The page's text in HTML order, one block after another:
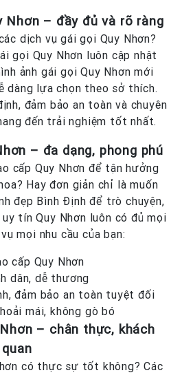
Nhơn – đầy đủ và rõ ràng
dịch vụ gái gọi Quy Nhơn?
gọi Quy Nhơn luôn cập nhật
ảnh gái gọi Quy Nhơn mới
dàng lựa chọn theo sở thích.
đảm bảo an toàn và chuyên
đến trải nghiệm tốt nhất.
– đa dạng, phong phú
cấp Quy Nhơn để tận hưởng
Hay đơn giản chỉ là muốn
đẹp Bình Định để trò chuyện,
tín Quy Nhơn luôn có đủ mọi
mọi nhu cầu của bạn:
cấp Quy Nhơn
dân, dễ thương
đảm bảo an toàn tuyệt đối
mái, không gò bó
– chân thực, khách
quan
có thực sự tốt không? Các